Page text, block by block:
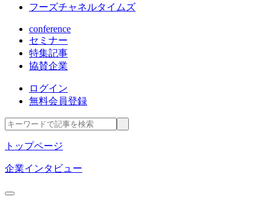
フーズチャネルタイムズ
conference
セミナー
特集記事
協賛企業
ログイン
無料会員登録
トップページ
企業インタビュー